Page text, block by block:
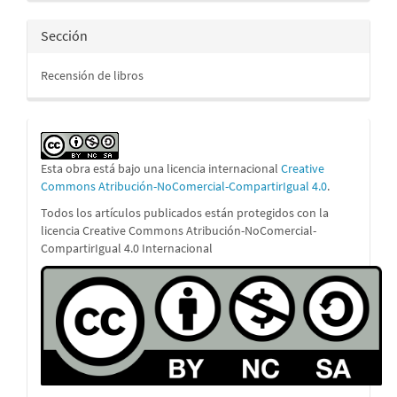
Sección
Recensión de libros
Esta obra está bajo una licencia internacional Creative
Commons Atribución-NoComercial-CompartirIgual 4.0.
Todos los artículos publicados están protegidos con la
licencia Creative Commons Atribución-NoComercial-
CompartirIgual 4.0 Internacional